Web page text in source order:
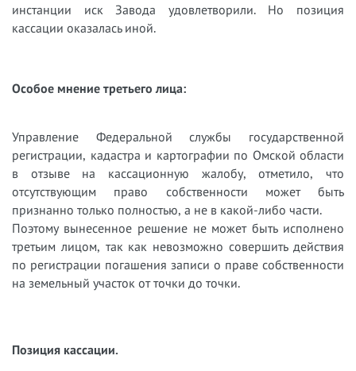
инстанции иск Завода удовлетворили. Но позиция
кассации оказалась иной.
Особое мнение третьего лица:
Управление Федеральной службы государственной
регистрации, кадастра и картографии по Омской области
в отзыве на кассационную жалобу, отметило, что
отсутствующим право собственности может быть
признанно только полностью, а не в какой-либо части.
Поэтому вынесенное решение не может быть исполнено
третьим лицом, так как невозможно совершить действия
по регистрации погашения записи о праве собственности
на земельный участок от точки до точки.
Позиция кассации.